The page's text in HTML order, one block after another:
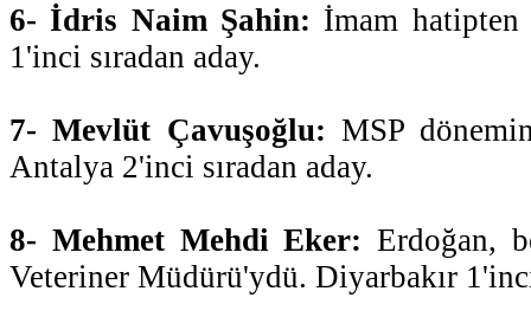
6- İdris Naim Şahin: İmam hatipten
1'inci sıradan aday.
7- Mevlüt Çavuşoğlu: MSP
Antalya 2'inci sıradan aday.
8- Mehmet Mehdi Eker: Erdoğan,
Veteriner Müdürü'ydü. Diyarbakır